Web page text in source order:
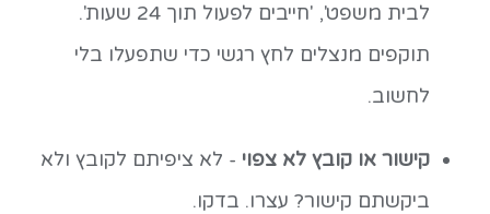
לבית משפט', 'חייבים לפעול תוך 24 שעות'.
תוקפים מנצלים לחץ רגשי כדי שתפעלו בלי
לחשוב.
קישור או קובץ לא צפוי - לא ציפיתם לקובץ ולא
ביקשתם קישור? עצרו. בדקו.